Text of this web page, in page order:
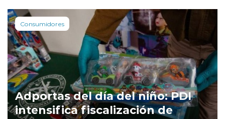
Consumidores
Adportas del día del niño: PDI
intensifica fiscalización de